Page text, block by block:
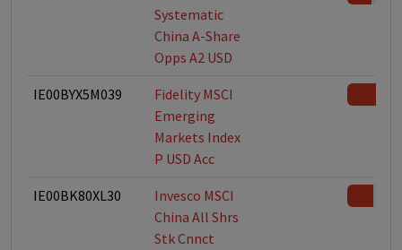
Systematic
China A-Share
Opps A2 USD
IE00BYX5M039
Fidelity MSCI
Emerging
Markets Index
P USD Acc
IE00BK80XL30
Invesco MSCI
China All Shrs
Stk Cnnct